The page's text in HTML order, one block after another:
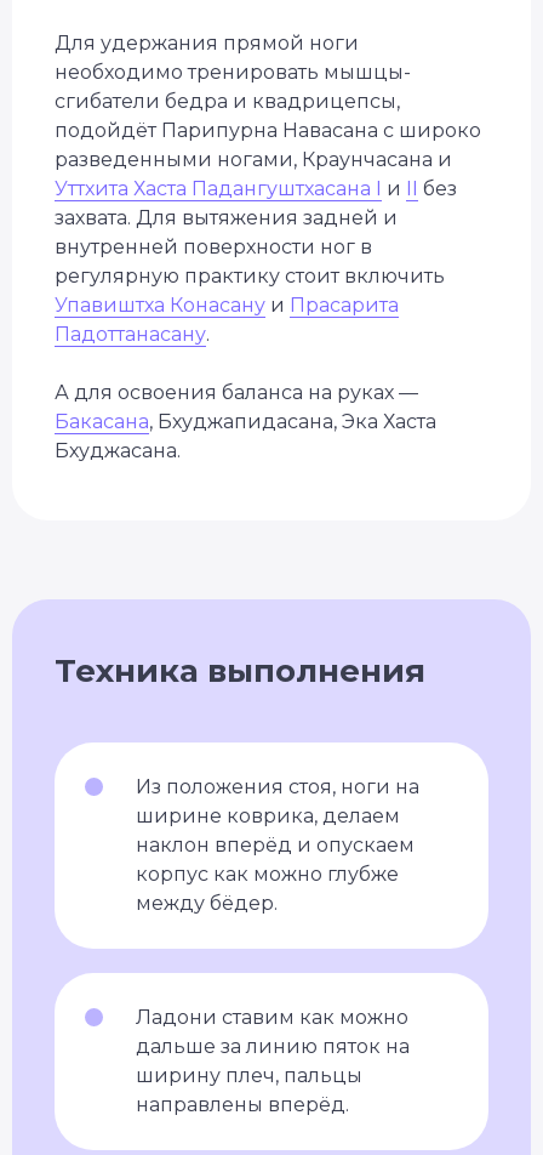
Для удержания прямой ноги
необходимо тренировать мышцы-
сгибатели бедра и квадрицепсы,
подойдёт Парипурна Навасана с широко
разведенными ногами, Краунчасана и
Уттхита Хаста Падангуштхасана I и II без
захвата. Для вытяжения задней и
внутренней поверхности ног в
регулярную практику стоит включить
Упавиштха Конасану и Прасарита
Падоттанасану.
А для освоения баланса на руках —
Бакасана, Бхуджапидасана, Эка Хаста
Бхуджасана.
Техника выполнения
Из положения стоя, ноги на
ширине коврика, делаем
наклон вперёд и опускаем
корпус как можно глубже
между бёдер.
Ладони ставим как можно
дальше за линию пяток на
ширину плеч, пальцы
направлены вперёд.